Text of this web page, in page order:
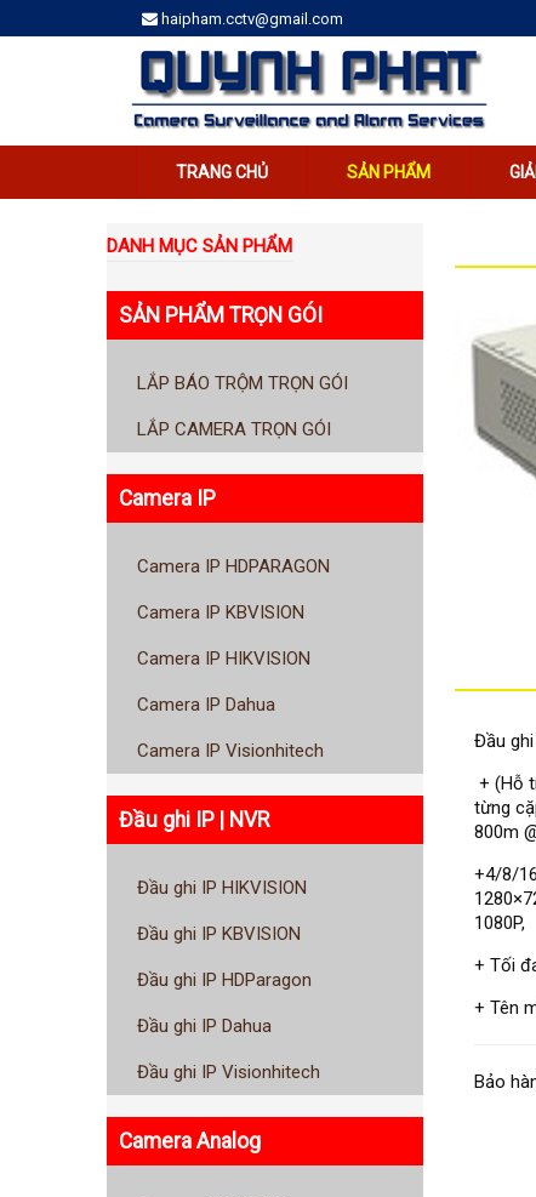
haipham.cctv@gmail.com
TRANG CHỦ SẢN PHẨM
DANH MỤC SẢN PHẨM
SẢN PHẨM TRỌN GÓI
LẮP BÁO TRỘM TRỌN GÓI
LẮP CAMERA TRỌN GÓI
Camera IP
Camera IP HDPARAGON
Camera IP KBVISION
Camera IP HIKVISION
Camera IP Dahua
Camera IP Visionhitech
Đầu ghi IP | NVR
Đầu ghi IP HIKVISION
Đầu ghi IP KBVISION
Đầu ghi IP HDParagon
Đầu ghi IP Dahua
Đầu ghi IP Visionhitech
Camera Analog
Đầu ghi
+ (Hỗ
từng
800m
+4/8/
1080P,
+ Tối
+ Tên
Bảo